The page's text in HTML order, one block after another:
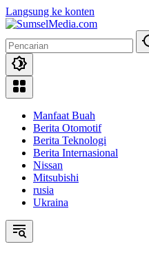
Langsung ke konten
Manfaat Buah
Berita Otomotif
Berita Teknologi
Berita Internasional
Nissan
Mitsubishi
rusia
Ukraina